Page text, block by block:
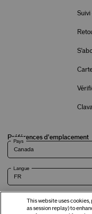
Préférences d'emplacement
Pays
Langue
This website uses
as session replay) to